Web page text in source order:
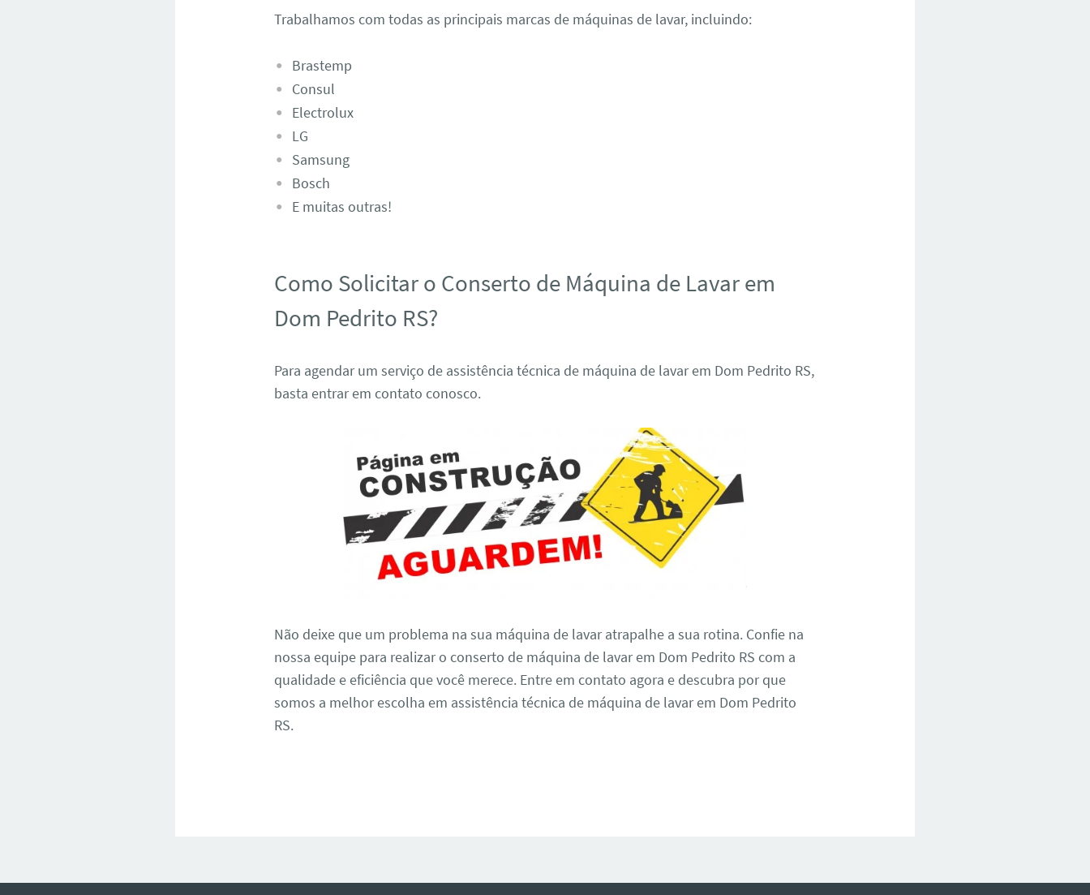
Trabalhamos com todas as principais marcas de máquinas de lavar, incluindo:
Brastemp
Consul
Electrolux
LG
Samsung
Bosch
E muitas outras!
Como Solicitar o Conserto de Máquina de Lavar em
Dom Pedrito RS?
Para agendar um serviço de assistência técnica de máquina de lavar em Dom Pedrito RS,
basta entrar em contato conosco.
Não deixe que um problema na sua máquina de lavar atrapalhe a sua rotina. Confie na
nossa equipe para realizar o conserto de máquina de lavar em Dom Pedrito RS com a
qualidade e eficiência que você merece. Entre em contato agora e descubra por que
somos a melhor escolha em assistência técnica de máquina de lavar em Dom Pedrito
RS.